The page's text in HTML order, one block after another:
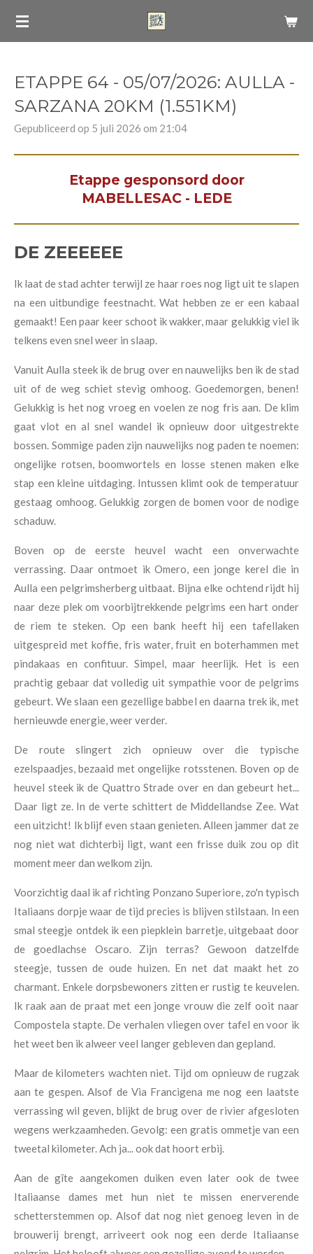
Ga
hoofdinhoud
ETAPPE 64 - 05/07/2026: AULLA -
SARZANA 20KM (1.551KM)
Gepubliceerd op 5 juli 2026 om 21:04
Etappe gesponsord door
MABELLESAC - LEDE
DE ZEEEEEE
Ik laat de stad achter terwijl ze haar roes nog ligt uit te slapen
na een uitbundige feestnacht. Wat hebben ze er een kabaal
gemaakt! Een paar keer schoot ik wakker, maar gelukkig viel ik
telkens even snel weer in slaap.
Vanuit Aulla steek ik de brug over en nauwelijks ben ik de stad
uit of de weg schiet stevig omhoog. Goedemorgen, benen!
Gelukkig is het nog vroeg en voelen ze nog fris aan. De klim
gaat vlot en al snel wandel ik opnieuw door uitgestrekte
bossen. Sommige paden zijn nauwelijks nog paden te noemen:
ongelijke rotsen, boomwortels en losse stenen maken elke
stap een kleine uitdaging. Intussen klimt ook de temperatuur
gestaag omhoog. Gelukkig zorgen de bomen voor de nodige
schaduw.
Boven op de eerste heuvel wacht een onverwachte
verrassing. Daar ontmoet ik Omero, een jonge kerel die in
Aulla een pelgrimsherberg uitbaat. Bijna elke ochtend rijdt hij
naar deze plek om voorbijtrekkende pelgrims een hart onder
de riem te steken. Op een bank heeft hij een tafellaken
uitgespreid met koffie, fris water, fruit en boterhammen met
pindakaas en confituur. Simpel, maar heerlijk. Het is een
prachtig gebaar dat volledig uit sympathie voor de pelgrims
gebeurt. We slaan een gezellige babbel en daarna trek ik, met
hernieuwde energie, weer verder.
De route slingert zich opnieuw over die typische
ezelspaadjes, bezaaid met ongelijke rotsstenen. Boven op de
heuvel steek ik de Quattro Strade over en dan gebeurt het...
Daar ligt ze. In de verte schittert de Middellandse Zee. Wat
een uitzicht! Ik blijf even staan genieten. Alleen jammer dat ze
nog niet wat dichterbij ligt, want een frisse duik zou op dit
moment meer dan welkom zijn.
Voorzichtig daal ik af richting Ponzano Superiore, zo'n typisch
Italiaans dorpje waar de tijd precies is blijven stilstaan. In een
smal steegje ontdek ik een piepklein barretje, uitgebaat door
de goedlachse Oscaro. Zijn terras? Gewoon datzelfde
steegje, tussen de oude huizen. En net dat maakt het zo
charmant. Enkele dorpsbewoners zitten er rustig te keuvelen.
Ik raak aan de praat met een jonge vrouw die zelf ooit naar
Compostela stapte. De verhalen vliegen over tafel en voor ik
het weet ben ik alweer veel langer gebleven dan gepland.
Maar de kilometers wachten niet. Tijd om opnieuw de rugzak
aan te gespen. Alsof de Via Francigena me nog een laatste
verrassing wil geven, blijkt de brug over de rivier afgesloten
wegens werkzaamheden. Gevolg: een gratis ommetje van een
tweetal kilometer. Ach ja... ook dat hoort erbij.
Aan de gîte aangekomen duiken even later ook de twee
Italiaanse dames met hun niet te missen enerverende
schetterstemmen op. Alsof dat nog niet genoeg leven in de
brouwerij brengt, arriveert ook nog een derde Italiaanse